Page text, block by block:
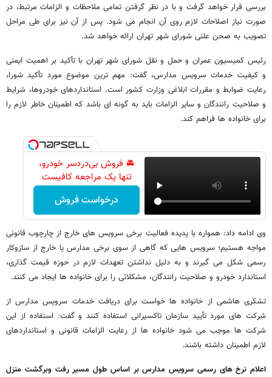
بررسی قرار خواهد گرفت و با در نظر گرفتن تمامی ملاحظات و الزامات مرتبط، در
صورت نیاز اصلاحات لازم روی آن انجام می شود. پس از آن نیز برای طی مراحل
تصویب به صحن علنی شورای شهر تهران ارائه خواهد شد.
رئیس کمیسیون عمران و حمل و نقل شورای شهر تهران با تأکید بر اهمیت ایمنی
و کیفیت خدمات سرویس مدارس، گفت: مهم ترین موضوع مورد تأکید شورا،
رعایت ضوابط و مقررات ابلاغی وزارت کشور است. استانداردهای خودروها، شرایط
و صلاحیت رانندگان و سایر الزامات باید به گونه ای باشد که اطمینان خاطر لازم را
برای خانواده ها فراهم کند.
🚘 فروش بی‌دردسر خودرو،
تنها یک مراجعه کافیست
درخواست فروش
وی ادامه داد: همواره با پدیده فعالیت برخی سرویس های خارج از چارچوب قانونی
مواجه هستیم؛ سرویس هایی که گاهی از سوی برخی مدارس یا خارج از سازوکار
رسمی شکل می گیرند و به دلیل نداشتن تعهدات لازم در حوزه قیمت گذاری،
استاندارد خودرو و صلاحیت رانندگان، مشکلاتی را برای خانواده ها ایجاد می کنند.
تشکری هاشمی از خانواده ها خواست برای دریافت خدمات سرویس مدارس از
شرکت های مورد تأیید سازمان تاکسیرانی استفاده کنند و گفت: استفاده از این
شرکت ها موجب می شود خانواده ها از رعایت الزامات قانونی و استانداردهای
لازم اطمینان داشته باشند.
اعلام نرخ های رسمی سرویس مدارس بر اساس طول مسیر رفت وبرگشت منزل